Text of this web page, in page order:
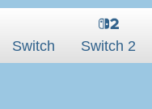
Switch Switch 2